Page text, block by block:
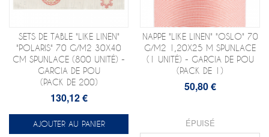
SETS DE TABLE "LIKE LINEN"
"POLARIS" 70 G/M2 30X40
CM SPUNLACE (800 UNITÉ) -
GARCIA DE POU
(PACK DE 200)
130,12 €
AJOUTER AU PANIER
NAPPE "LIKE LINEN" "OSLO" 70
G/M2 1,20X25 M SPUNLACE
(1 UNITÉ) - GARCIA DE POU
(PACK DE 1)
50,80 €
ÉPUISÉ